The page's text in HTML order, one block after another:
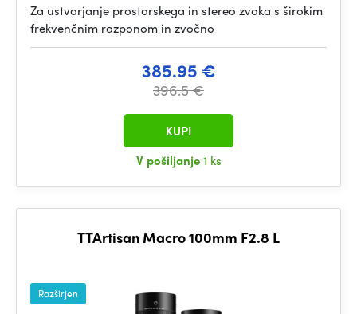
Za ustvarjanje prostorskega in stereo zvoka s širokim
frekvenčnim razponom in zvočno
385.95 €
396.5 €
V pošiljanje1 ks
KUPI
TTArtisan Macro 100mm F2.8 L
Razširjen